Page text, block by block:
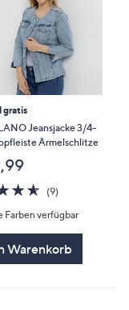
gratis
Jeansjacke 3/4-
Ärmelschlitze
4.6
von
5
(9)9
Farben verfügbar
Warenkorb